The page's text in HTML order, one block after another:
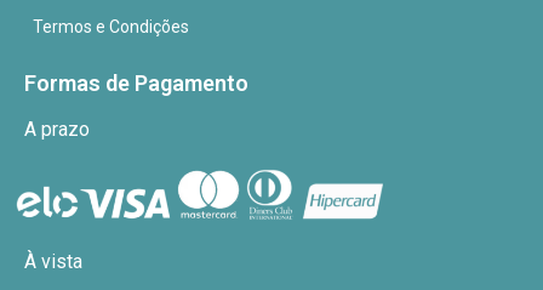
Termos e Condições
Formas de Pagamento
A prazo
À vista